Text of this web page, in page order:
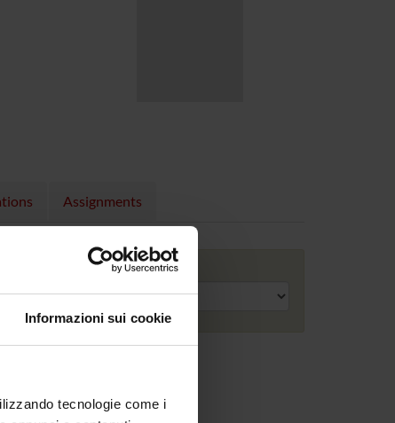
Informazioni sui cookie
tecnologie come i
Assignments
Academic year